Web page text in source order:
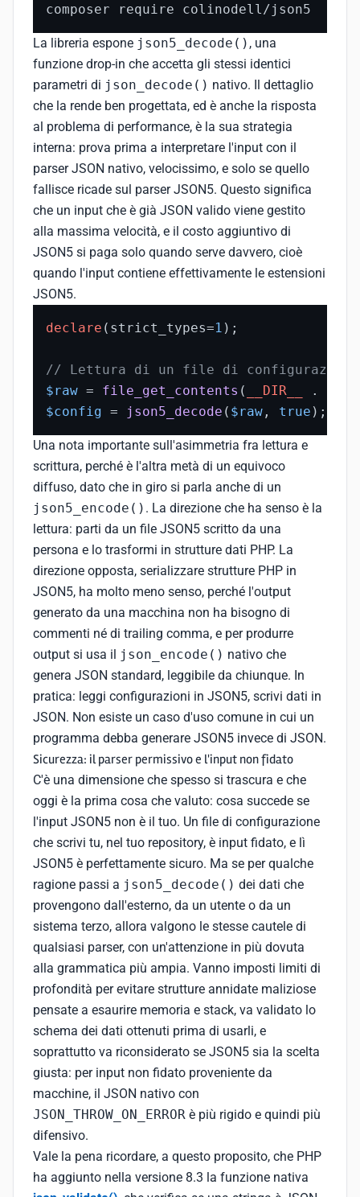
composer require colinodell/json5
La libreria espone json5_decode() , una
funzione drop-in che accetta gli stessi identici
parametri di json_decode() nativo. Il dettaglio
che la rende ben progettata, ed è anche la risposta
al problema di performance, è la sua strategia
interna: prova prima a interpretare l'input con il
parser JSON nativo, velocissimo, e solo se quello
fallisce ricade sul parser JSON5. Questo significa
che un input che è già JSON valido viene gestito
alla massima velocità, e il costo aggiuntivo di
JSON5 si paga solo quando serve davvero, cioè
quando l'input contiene effettivamente le estensioni
JSON5.
declare (strict_types=1 );
// Lettura di un file di configurazione
$raw = file_get_contents ( __DIR__ .
$config = json5_decode ( $raw , true );
Una nota importante sull'asimmetria fra lettura e
scrittura, perché è l'altra metà di un equivoco
diffuso, dato che in giro si parla anche di un
json5_encode() . La direzione che ha senso è la
lettura: parti da un file JSON5 scritto da una
persona e lo trasformi in strutture dati PHP. La
direzione opposta, serializzare strutture PHP in
JSON5, ha molto meno senso, perché l'output
generato da una macchina non ha bisogno di
commenti né di trailing comma, e per produrre
output si usa il json_encode() nativo che
genera JSON standard, leggibile da chiunque. In
pratica: leggi configurazioni in JSON5, scrivi dati in
JSON. Non esiste un caso d'uso comune in cui un
programma debba generare JSON5 invece di JSON.
Sicurezza: il parser permissivo e l'input non fidato
C'è una dimensione che spesso si trascura e che
oggi è la prima cosa che valuto: cosa succede se
l'input JSON5 non è il tuo. Un file di configurazione
che scrivi tu, nel tuo repository, è input fidato, e lì
JSON5 è perfettamente sicuro. Ma se per qualche
ragione passi a json5_decode() dei dati che
provengono dall'esterno, da un utente o da un
sistema terzo, allora valgono le stesse cautele di
qualsiasi parser, con un'attenzione in più dovuta
alla grammatica più ampia. Vanno imposti limiti di
profondità per evitare strutture annidate maliziose
pensate a esaurire memoria e stack, va validato lo
schema dei dati ottenuti prima di usarli, e
soprattutto va riconsiderato se JSON5 sia la scelta
giusta: per input non fidato proveniente da
macchine, il JSON nativo con
JSON_THROW_ON_ERROR è più rigido e quindi più
difensivo.
Vale la pena ricordare, a questo proposito, che PHP
ha aggiunto nella versione 8.3 la funzione nativa